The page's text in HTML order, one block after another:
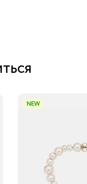
NEW